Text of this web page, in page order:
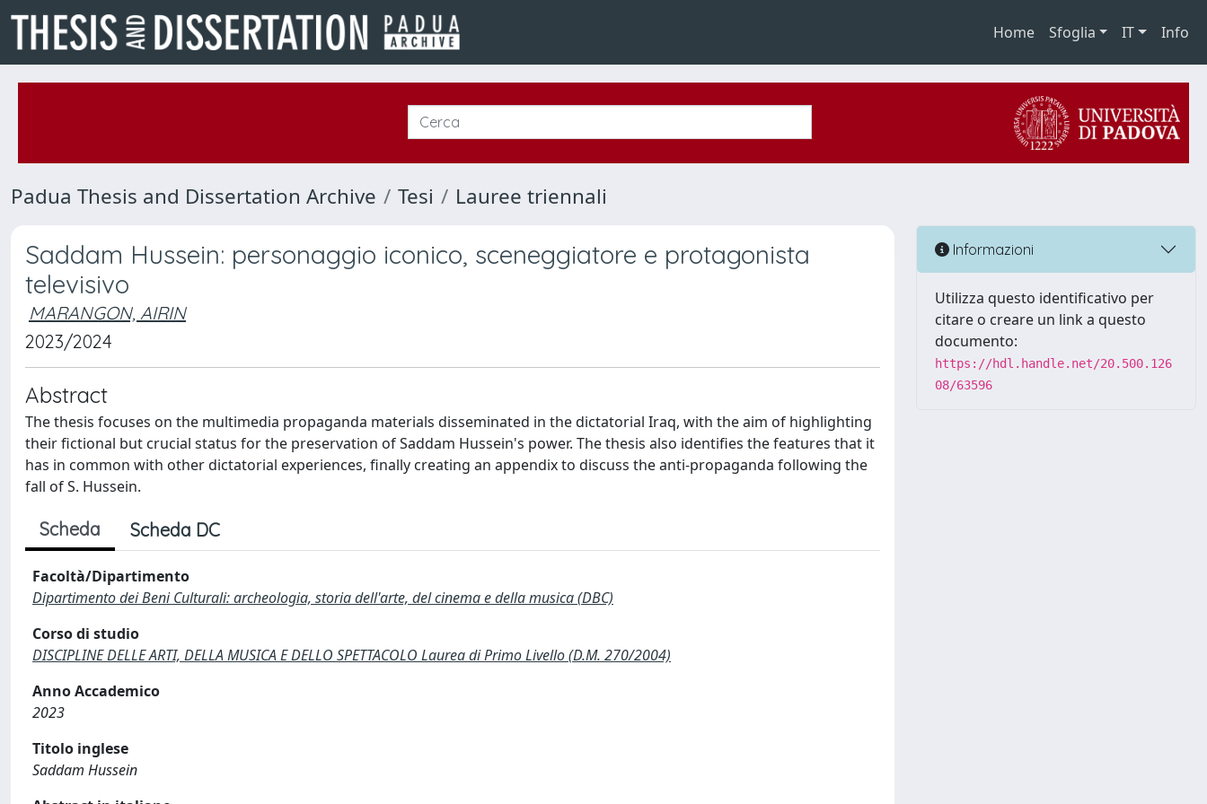
Home Sfoglia IT Info
Padua Thesis and Dissertation Archive Tesi Lauree triennali
Saddam Hussein: personaggio iconico, sceneggiatore e protagonista
televisivo
MARANGON, AIRIN
2023/2024
Abstract
The thesis focuses on the multimedia propaganda materials disseminated in the dictatorial Iraq, with the aim of highlighting
their fictional but crucial status for the preservation of Saddam Hussein's power. The thesis also identifies the features that it
has in common with other dictatorial experiences, finally creating an appendix to discuss the anti-propaganda following the
fall of S. Hussein.
Scheda Scheda DC
Facoltà/Dipartimento
Dipartimento dei Beni Culturali: archeologia, storia dell'arte, del cinema e della musica (DBC)
Corso di studio
DISCIPLINE DELLE ARTI, DELLA MUSICA E DELLO SPETTACOLO Laurea di Primo Livello (D.M. 270/2004)
Anno Accademico
2023
Titolo inglese
Saddam Hussein
Informazioni
Utilizza questo identificativo per
citare o creare un link a questo
documento:
https://hdl.handle.net/20.500.126
08/63596